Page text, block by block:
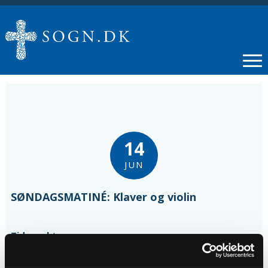
14
JUN
SØNDAGSMATINÉ: Klaver og violin
Tidspunkt